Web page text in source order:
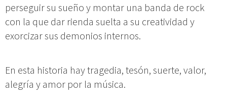
perseguir su sueño y montar una banda de rock
con la que dar rienda suelta a su creatividad y
exorcizar sus demonios internos.
En esta historia hay tragedia, tesón, suerte, valor,
alegría y amor por la música.